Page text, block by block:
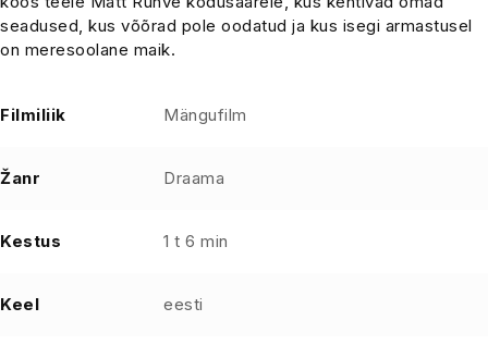
seadused, kus võõrad pole oodatud ja kus isegi armastusel
on meresoolane maik.
Filmiliik Mängufilm
Žanr Draama
Kestus 1 t 6 min
Keel eesti